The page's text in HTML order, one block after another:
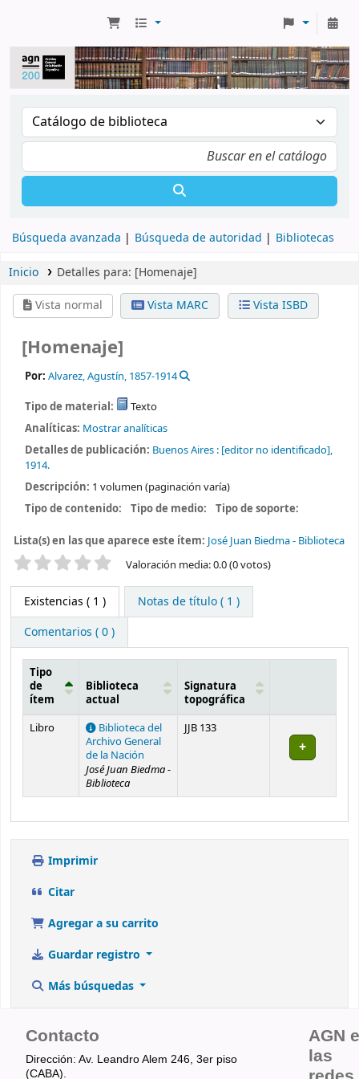
Búsqueda avanzada Búsqueda de autoridad Bibliotecas
Inicio Detalles para: [Homenaje]
Vista normal
Vista MARC Vista ISBD
[Homenaje]
Por: Alvarez, Agustín, 1857-1914
Tipo de material:
Texto
Analíticas: Mostrar analíticas
Detalles de publicación: Buenos Aires : [editor no identificado],
1914.
Descripción: 1 volumen (paginación varía)
Tipo de contenido:
Tipo de medio: Tipo de soporte:
Lista(s) en las que aparece este ítem: José Juan Biedma - Biblioteca
Valoración Valoración media: 0.0 (0 votos)
Existencias ( 1 )
Notas de título ( 1 )
Comentarios ( 0 )
Existencias
Tipo
de
ítem
Biblioteca
actual
Signatura
topográfica
Libro
Biblioteca del
Archivo General
de la Nación
José Juan Biedma -
Biblioteca
JJB 133
Imprimir
Citar
Agregar a su carrito
Guardar registro
Más búsquedas
Contacto
Dirección: Av. Leandro Alem 246, 3er piso
(CABA).
AGN
las